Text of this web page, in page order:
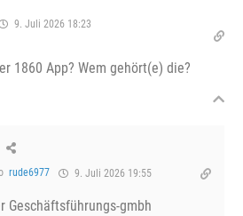
9. Juli 2026 18:23
1860 App? Wem gehört(e) die?
rude6977 9. Juli 2026 19:55
Geschäftsführungs-gmbh